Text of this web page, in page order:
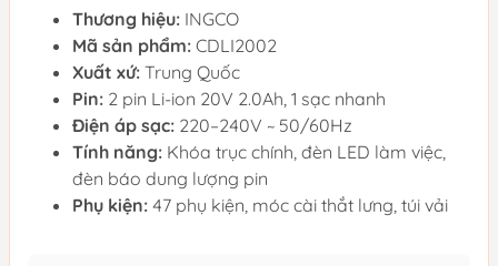
Thương hiệu: INGCO
Mã sản phẩm: CDLI2002
Xuất xứ: Trung Quốc
Pin: 2 pin Li-ion 20V 2.0Ah, 1 sạc nhanh
Điện áp sạc: 220–240V ~ 50/60Hz
Tính năng: Khóa trục chính, đèn LED làm việc,
đèn báo dung lượng pin
Phụ kiện: 47 phụ kiện, móc cài thắt lưng, túi vải